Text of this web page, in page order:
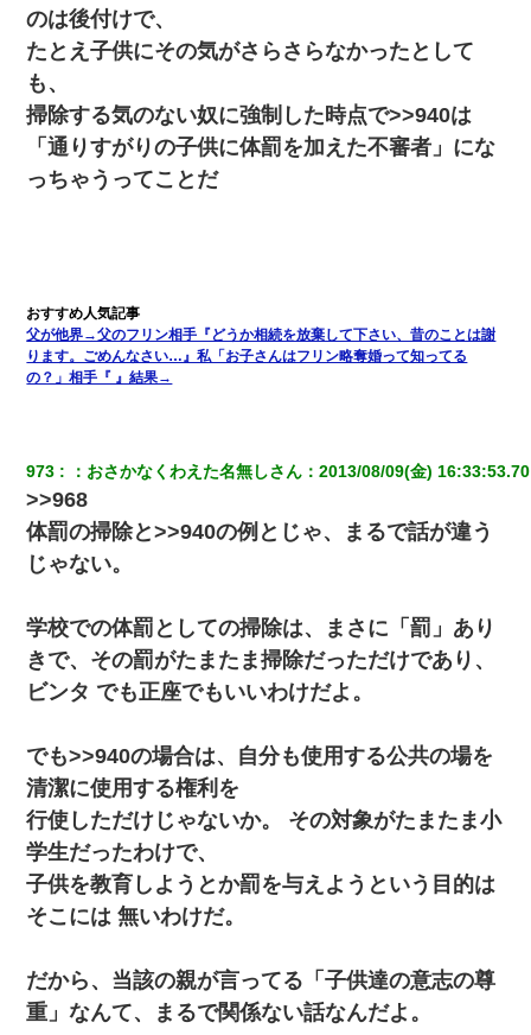
アパートのドアに『ハンザイ者！この人はさいあくの人です』と
張り紙が！大家「面倒はごめんだよ」私「はあ」→警察に行き、
見回りで犯人が捕まったが、それが…｜生活｜ヌルポあんてな
ホテルに泊まったんだけど従業員が最悪だった。折角の旅行で何
故私が怒鳴られなきゃいけなかったのだ
ケーキバイキングにいた単独の50くらいのオッサン、強烈だっ
た。
のお古ですが気分はどう？」とメールを送った→
嫁が涙声で『会いたいね』とか言っているのが聞こえた。俺「こ
んな時間に誰と電話してんの？」嫁「ごめんなさい…！（大号
泣」俺（キターー）→
父親がくも膜下出血で突然ﾀﾋ。→母の貯金が0なことが判明。→母
「私を家に置いてほしい、どうか見捨てないで(土下座」俺・嫁
「…」
生保レディと行為する為に駆け引きしてみた結果ｗｗｗｗｗｗｗ
ｗｗｗｗｗ
彼女(37)の情欲がえげつない件ｗｗｗｗｗｗｗ
義兄嫁が義実家で「コロナ陽性だったからこのまま療養させて下
さい」と言い出してド修羅場になった
のは後付けで、
たとえ子供にその気がさらさらなかったとして
も、
掃除する気のない奴に強制した時点で>>940は
「通りすがりの子供に体罰を加えた不審者」にな
っちゃうってことだ
父が他界→父のフリン相手『どうか相続を放棄して下さい、昔のことは謝
ります。ごめんなさい…』私「お子さんはフリン略奪婚って知ってる
の？」相手『 』結果→
973 ： おさかなくわえた名無しさん ：2013/08/09(金) 16:33:53.70
>>968
体罰の掃除と>>940の例とじゃ、まるで話が違う
じゃない。
学校での体罰としての掃除は、まさに「罰」あり
きで、その罰がたまたま掃除だっただけであり、
ビンタ でも正座でもいいわけだよ。
でも>>940の場合は、自分も使用する公共の場を
清潔に使用する権利を
行使しただけじゃないか。 その対象がたまたま小
学生だったわけで、
子供を教育しようとか罰を与えようという目的は
そこには 無いわけだ。
だから、当該の親が言ってる「子供達の意志の尊
重」なんて、まるで関係ない話なんだよ。